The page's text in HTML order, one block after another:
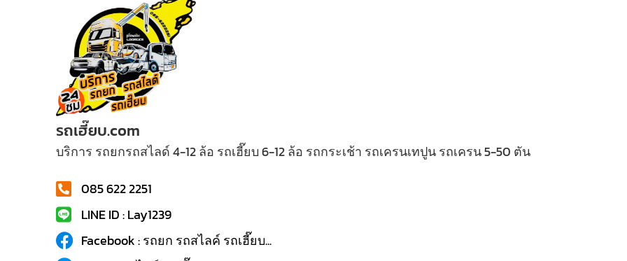
รถเฮี๊ยบ.com
บริการ รถยกรถสไลด์ 4-12 ล้อ รถเฮี๊ยบ 6-12 ล้อ รถกระเช้า รถเครนเทปูน รถเครน 5-50 ตัน
085 622 2251
LINE ID : Lay1239
Facebook : รถยก รถสไลค์ รถเฮี๊ยบ...